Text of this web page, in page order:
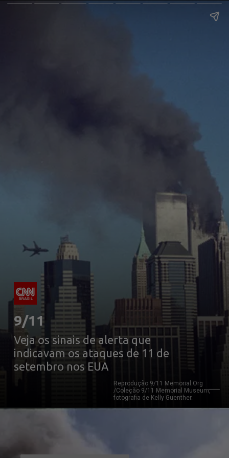
9/11
Reprodução 9/11 Memorial.Org
/Coleção 9/11 Memorial Museum,
fotografia de Kelly Guenther.
Veja os sinais de alerta que
indicavam os ataques de 11 de
setembro nos EUA